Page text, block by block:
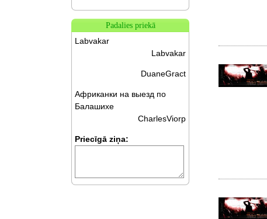
Padalies priekā
Labvakar
Labvakar
DuaneGract
Африканки на выезд по
Балашихе
CharlesViorp
Priecīgā ziņa: